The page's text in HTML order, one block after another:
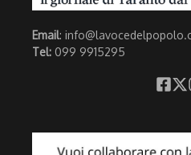
Email:
Tel: 099 9915295